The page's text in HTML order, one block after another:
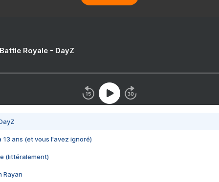
Royale - DayZ
13 ans (et vous l'avez ignoré)
(littéralement)
Rayan